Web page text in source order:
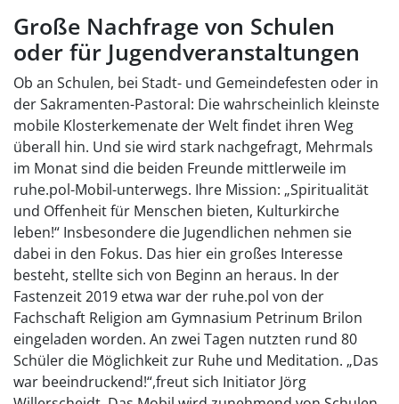
Große Nachfrage von Schulen
oder für Jugendveranstaltungen
Ob an Schulen, bei Stadt- und Gemeindefesten oder in
der Sakramenten-Pastoral: Die wahrscheinlich kleinste
mobile Klosterkemenate der Welt findet ihren Weg
überall hin. Und sie wird stark nachgefragt, Mehrmals
im Monat sind die beiden Freunde mittlerweile im
ruhe.pol-Mobil-unterwegs. Ihre Mission: „Spiritualität
und Offenheit für Menschen bieten, Kulturkirche
leben!“ Insbesondere die Jugendlichen nehmen sie
dabei in den Fokus. Das hier ein großes Interesse
besteht, stellte sich von Beginn an heraus. In der
Fastenzeit 2019 etwa war der ruhe.pol von der
Fachschaft Religion am Gymnasium Petrinum Brilon
eingeladen worden. An zwei Tagen nutzten rund 80
Schüler die Möglichkeit zur Ruhe und Meditation. „Das
war beeindruckend!“,freut sich Initiator Jörg